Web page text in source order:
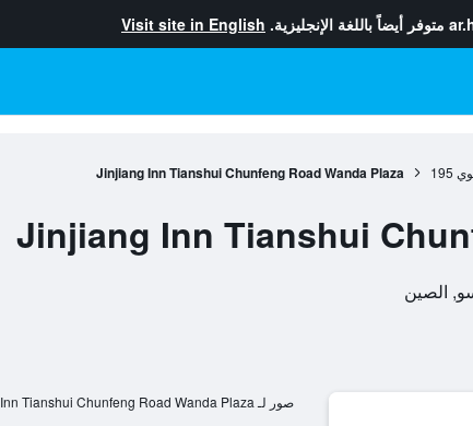
متوفر أيضاً باللغة الإنجليزية. Visit site in English
195
Jinjiang Inn Tianshui Chunfeng Road Wanda Plaza
Jinjiang Inn Tianshui
صور لـ Jinjiang Inn Tianshui Chunfeng Road Wanda Plaza